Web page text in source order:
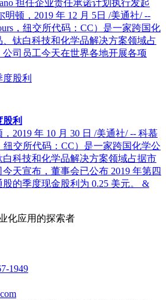
担任企业责任承诺计划执行发起
明顿，2019 年 12 月 5日 /美通社/ --
，纽交所代码：CC）是一家跨国化
钛白科技和化学品解决方案领域占
司员工今天在世界各地开展各项
利
2019 年 10 月 30 日 /美通社/ -- 科慕
纽交所代码：CC）是一家跨国化学公
科技和化学品解决方案领域占据市
天宣布，董事会已公布 2019 年第四
的季度现金股利为 0.25 美元。 &
化应用的探索者
1949